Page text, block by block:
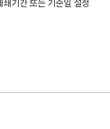
기간 또는 기준일 설정